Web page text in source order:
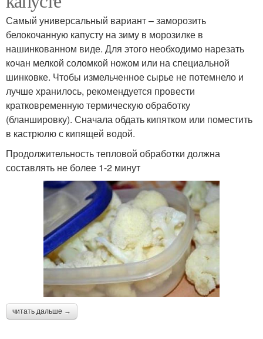
Самый универсальный вариант – заморозить
белокочанную капусту на зиму в морозилке в
нашинкованном виде. Для этого необходимо нарезать
кочан мелкой соломкой ножом или на специальной
шинковке. Чтобы измельченное сырье не потемнело и
лучше хранилось, рекомендуется провести
кратковременную термическую обработку
(бланшировку). Сначала обдать кипятком или поместить
в кастрюлю с кипящей водой.
Продолжительность тепловой обработки должна
составлять не более 1-2 минут
читать дальше →